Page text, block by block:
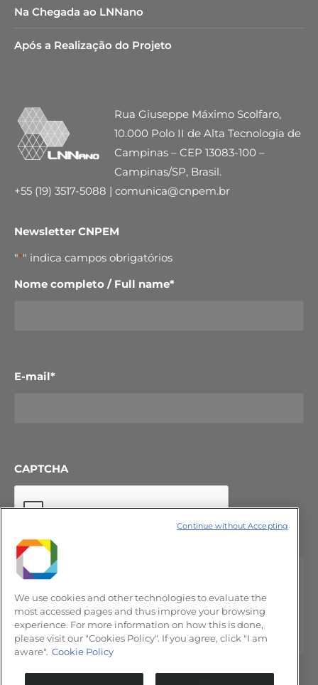
Na Chegada ao LNNano
Após a Realização do Projeto
Rua Giuseppe Máximo Scolfaro,
10.000 Polo II de Alta Tecnologia de
Campinas – CEP 13083-100 –
Campinas/SP, Brasil.
+55 (19) 3517-5088 | comunica@cnpem.br
Newsletter CNPEM
"*" indica campos obrigatórios
Nome completo / Full name*
E-mail*
CAPTCHA
We use cookies and other technologies to evaluate the
most accessed pages and thus improve your browsing
experience. For more information on how this is done,
please visit our "Cookies Policy". If you agree, click "I am
aware". Cookie Policy
Continue without Accepting